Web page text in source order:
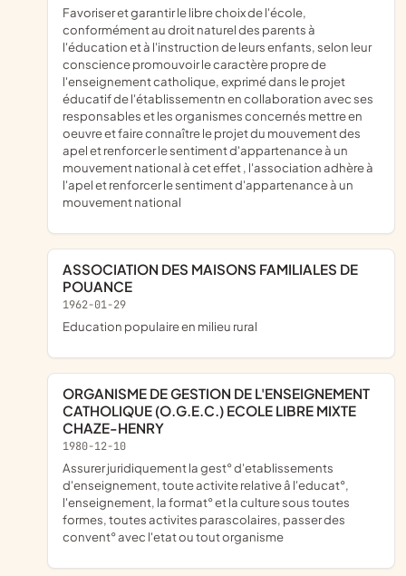
favoriser et garantir le libre choix de l'école,
conformément au droit naturel des parents à
l'éducation et à l'instruction de leurs enfants, selon leur
conscience promouvoir le caractère propre de
l'enseignement catholique, exprimé dans le projet
éducatif de l'établissementn en collaboration avec ses
responsables et les organismes concernés mettre en
oeuvre et faire connaître le projet du mouvement des
apel et renforcer le sentiment d'appartenance à un
mouvement national à cet effet , l'association adhère à
l'apel et renforcer le sentiment d'appartenance à un
mouvement national
ASSOCIATION DES MAISONS FAMILIALES DE
POUANCE
1962-01-29
education populaire en milieu rural
ORGANISME DE GESTION DE L'ENSEIGNEMENT
CATHOLIQUE (O.G.E.C.) ECOLE LIBRE MIXTE
CHAZE-HENRY
1980-12-10
assurer juridiquement la gest° d'etablissements
d'enseignement, toute activite relative â l'educat°,
l'enseignement, la format° et la culture sous toutes
formes, toutes activites parascolaires, passer des
convent° avec l'etat ou tout organisme